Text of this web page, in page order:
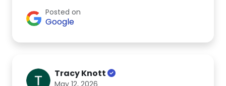
Posted on
Google
Tracy Knott
May 12, 2026